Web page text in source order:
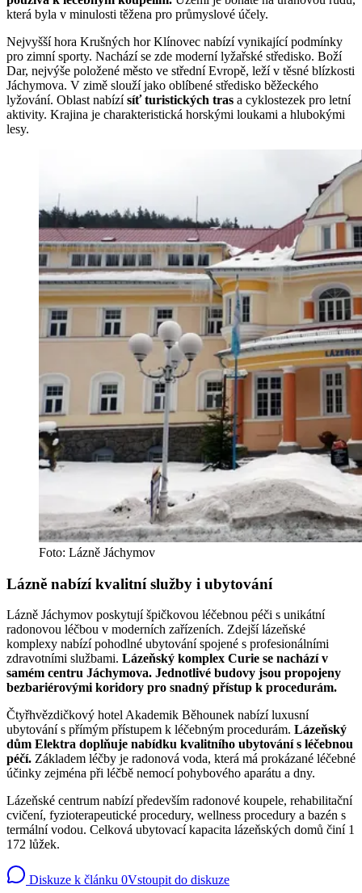
která byla v minulosti těžena pro průmyslové účely.
Nejvyšší hora Krušných hor Klínovec nabízí vynikající podmínky
pro zimní sporty. Nachází se zde moderní lyžařské středisko. Boží
Dar, nejvýše položené město ve střední Evropě, leží v těsné blízkosti
Jáchymova. V zimě slouží jako oblíbené středisko běžeckého
lyžování. Oblast nabízísíť turistických tras a cyklostezek pro letní
aktivity. Krajina je charakteristická horskými loukami a hlubokými
lesy.
Foto: Lázně Jáchymov
Lázně nabízí kvalitní služby i ubytování
Lázně Jáchymov poskytují špičkovou léčebnou péči s unikátní
radonovou léčbou v moderních zařízeních. Zdejší lázeňské
komplexy nabízí pohodlné ubytování spojené s profesionálními
zdravotními službami. Lázeňský komplex Curie se nachází v
samém centru Jáchymova. Jednotlivé budovy jsou propojeny
bezbariérovými koridory pro snadný přístup k procedurám.
Čtyřhvězdičkový hotel Akademik Běhounek nabízí luxusní
ubytování s přímým přístupem k léčebným procedurám. Lázeňský
dům Elektra doplňuje nabídku kvalitního ubytování s léčebnou
péčí. Základem léčby je radonová voda, která má prokázané léčebné
účinky zejména při léčbě nemocí pohybového aparátu a dny.
Lázeňské centrum nabízí především radonové koupele, rehabilitační
cvičení, fyzioterapeutické procedury, wellness procedury a bazén s
termální vodou. Celková ubytovací kapacita lázeňských domů činí 1
172 lůžek.
Diskuze k článku 0Vstoupit do diskuze